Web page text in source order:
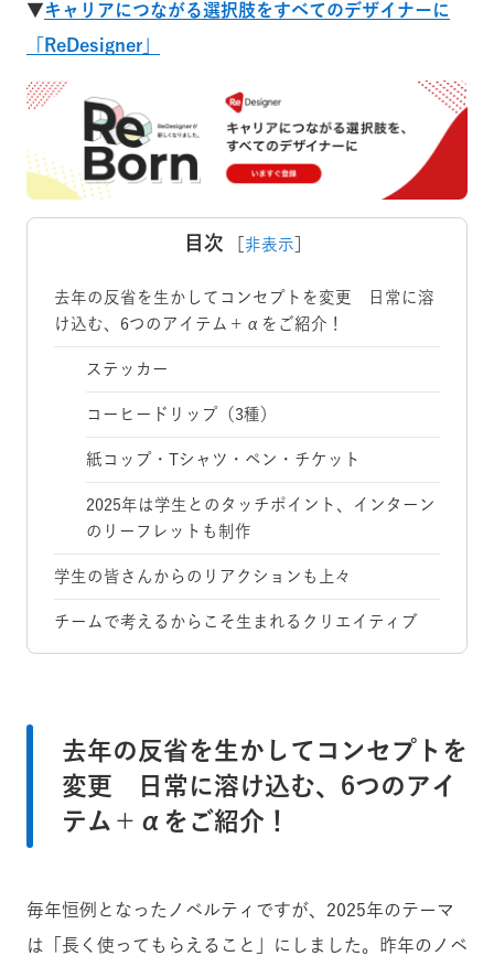
▼キャリアにつながる選択肢をすべてのデザイナーに
「ReDesigner」
目次 非表示
去年の反省を生かしてコンセプトを変更 日常に溶
け込む、6つのアイテム＋αをご紹介！
ステッカー
コーヒードリップ（3種）
紙コップ・Tシャツ・ペン・チケット
2025年は学生とのタッチポイント、インターン
のリーフレットも制作
学生の皆さんからのリアクションも上々
チームで考えるからこそ生まれるクリエイティブ
去年の反省を生かしてコンセプトを
変更 日常に溶け込む、6つのアイ
テム＋αをご紹介！
毎年恒例となったノベルティですが、2025年のテーマ
は「長く使ってもらえること」にしました。昨年のノベ